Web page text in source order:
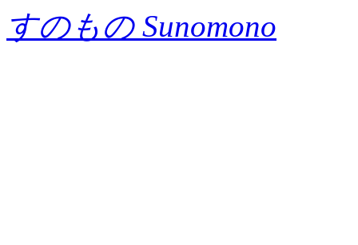
すのもの Sunomono